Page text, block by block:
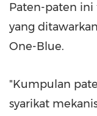
Paten-paten
yang
One-Blue.
"Kumpulan
syarikat